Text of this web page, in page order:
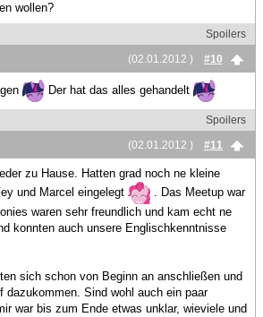
wollen?
Spoilers
(02.01.2012 )
#10
Der hat das alles gehandelt
Spoilers
(02.01.2012 )
#11
zu Hause. Hatten grad noch ne kleine
und Marcel eingelegt
. Das Meetup war
waren sehr freundlich und kam echt ne
konnten auch unsere Englischkenntnisse
sich schon von Beginn an anschließen und
dazukommen. Sind wohl auch ein paar
war bis zum Ende etwas unklar, wieviele und